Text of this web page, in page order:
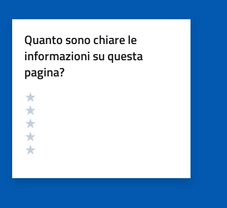
Quanto sono chiare le
informazioni su questa
pagina?
Valutazione